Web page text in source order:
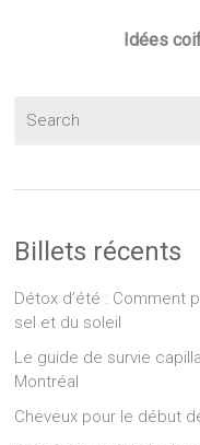
Idées
Billets récents
Détox d’été : Comment
sel et du soleil
Le guide de survie
Montréal
Cheveux pour le début